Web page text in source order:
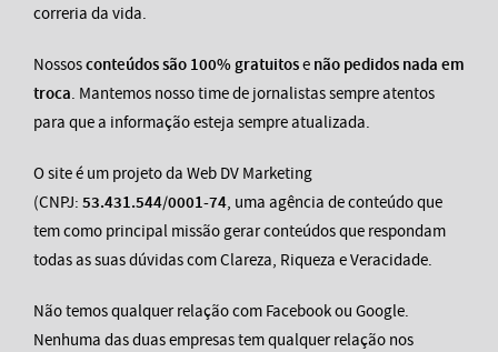
correria da vida.
Nossosconteúdos são 100% gratuitose não pedidos nada em
troca. Mantemos nosso time de jornalistas sempre atentos
para que a informação esteja sempre atualizada.
O site é um projeto da Web DV Marketing
(CNPJ: 53.431.544/0001-74, uma agência de conteúdo que
tem como principal missão gerar conteúdos que respondam
todas as suas dúvidas com Clareza, Riqueza e Veracidade.
Não temos qualquer relação com Facebook ou Google.
Nenhuma das duas empresas tem qualquer relação nos